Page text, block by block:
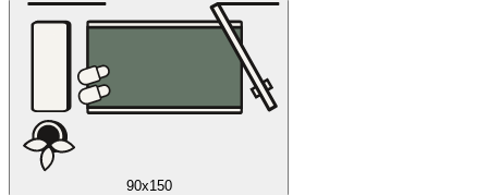
90x150